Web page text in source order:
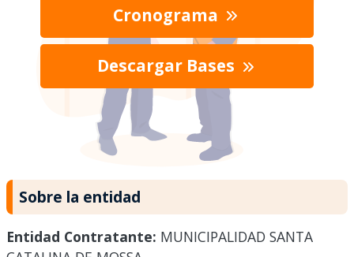
Cronograma
Descargar Bases
Sobre la entidad
Entidad Contratante: MUNICIPALIDAD SANTA